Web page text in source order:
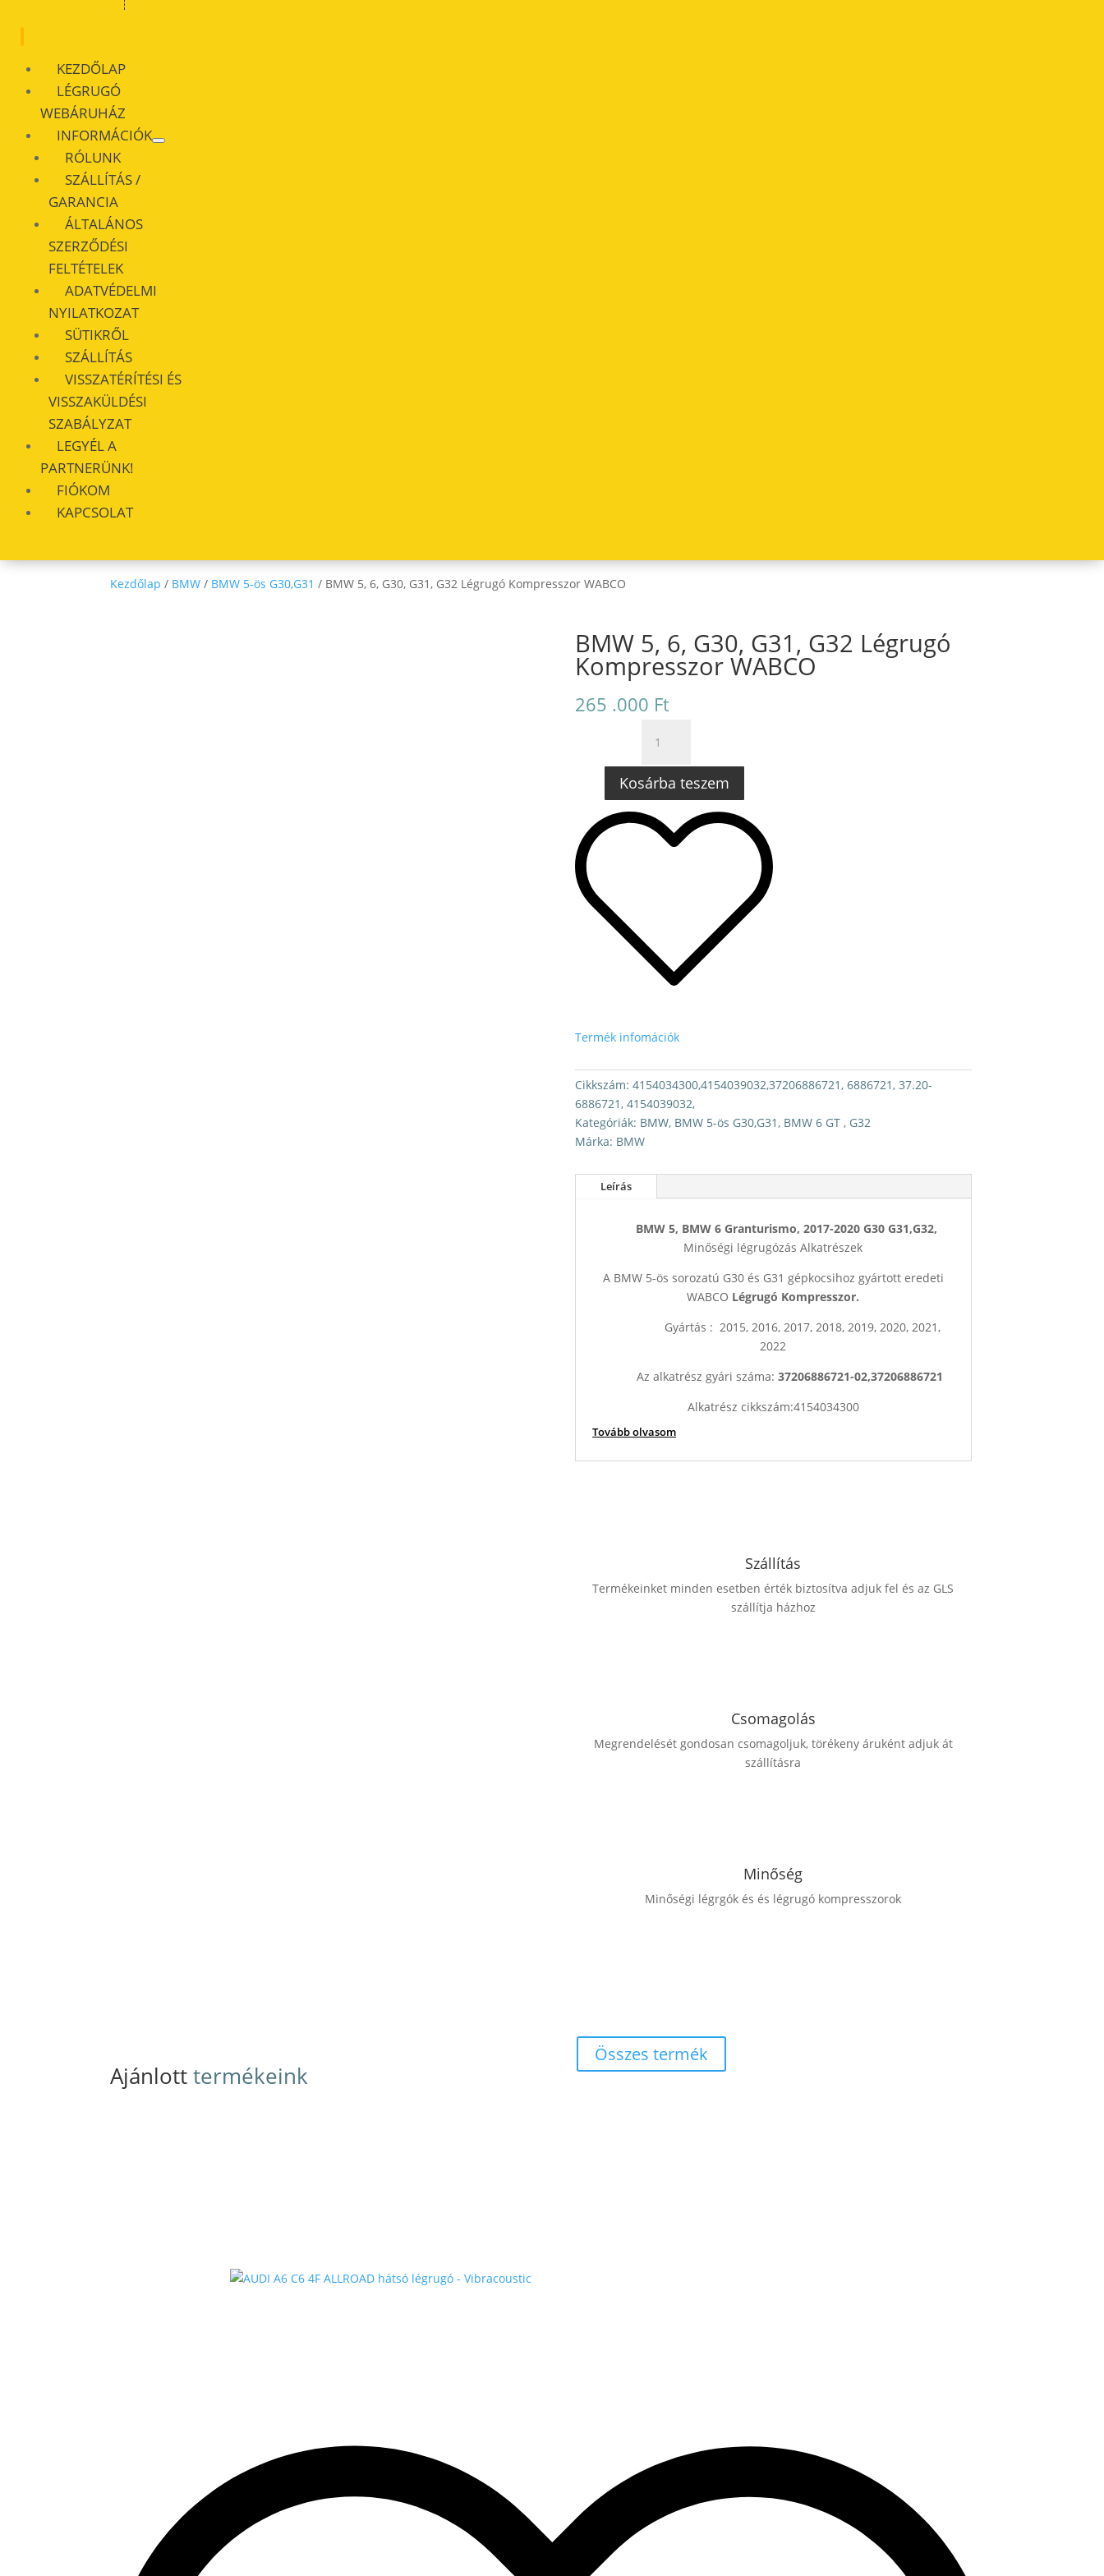
KEZDŐLAP
LÉGRUGÓ
WEBÁRUHÁZ
INFORMÁCIÓK
RÓLUNK
SZÁLLÍTÁS /
GARANCIA
ÁLTALÁNOS
SZERZŐDÉSI
FELTÉTELEK
ADATVÉDELMI
NYILATKOZAT
SÜTIKRŐL
SZÁLLÍTÁS
VISSZATÉRÍTÉSI ÉS
VISSZAKÜLDÉSI
SZABÁLYZAT
LEGYÉL A
PARTNERÜNK!
FIÓKOM
KAPCSOLAT
Kezdőlap / BMW / BMW 5-ös G30,G31 / BMW 5, 6, G30, G31, G32 Légrugó Kompresszor WABCO
BMW 5, 6, G30, G31, G32 Légrugó
Kompresszor WABCO
265 .000 Ft
6,
G30,
G31,
G32
LÉGRUGÓ
Kosárba teszem
Termék infomációk
Cikkszám:4154034300,4154039032,37206886721, 6886721, 37.20-
6886721, 4154039032,
Kategóriák: BMW, BMW 5-ös G30,G31, BMW 6 GT , G32
Márka: BMW
Leírás
BMW 5, BMW 6 Granturismo, 2017-2020 G30 G31,G32,
Minőségi légrugózás Alkatrészek
A BMW 5-ös sorozatú G30 és G31 gépkocsihoz gyártott eredeti
WABCO Légrugó Kompresszor.
Gyártás : 2015, 2016, 2017, 2018, 2019, 2020, 2021,
2022
Az alkatrész gyári száma: 37206886721-02,37206886721
Alkatrész cikkszám:4154034300
Tovább olvasom
Szállítás
Termékeinket minden esetben érték biztosítva adjuk fel és az GLS
szállítja házhoz
Csomagolás
Megrendelését gondosan csomagoljuk, törékeny áruként adjuk át
szállításra
Minőség
Minőségi légrgók és és légrugó kompresszorok
Ajánlotttermékeink
Összes termék